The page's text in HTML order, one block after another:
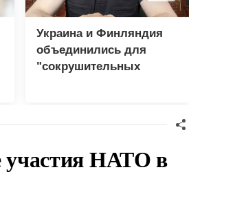
Украина и Финляндия
объединились для
"сокрушительных
участия НАТО в